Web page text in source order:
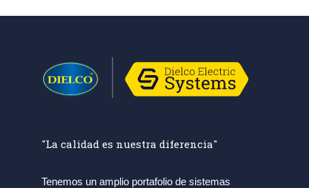
"La calidad es nuestra diferencia"
Tenemos un amplio portafolio de sistemas